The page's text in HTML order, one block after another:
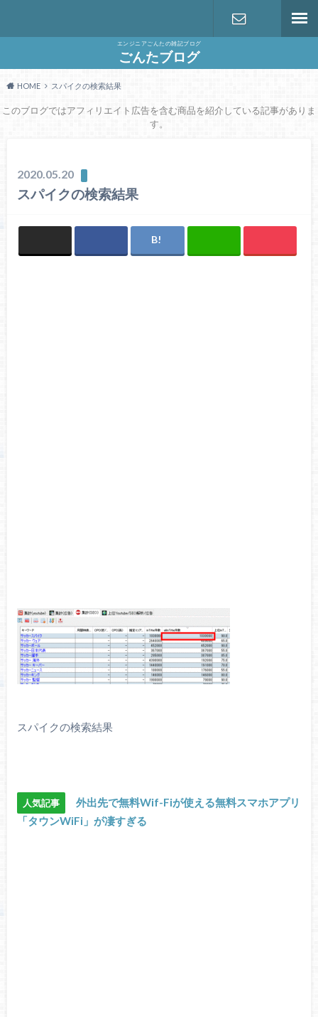
エンジニアごんたの雑記ブログ
ごんたブログ
HOME スパイクの検索結果
このブログではアフィリエイト広告を含む商品を紹介している記事がありま
す。
2020.05.20
スパイクの検索結果
スパイクの検索結果
人気記事
外出先で無料Wif-Fiが使える無料スマホアプリ
「タウンWiFi」が凄すぎる